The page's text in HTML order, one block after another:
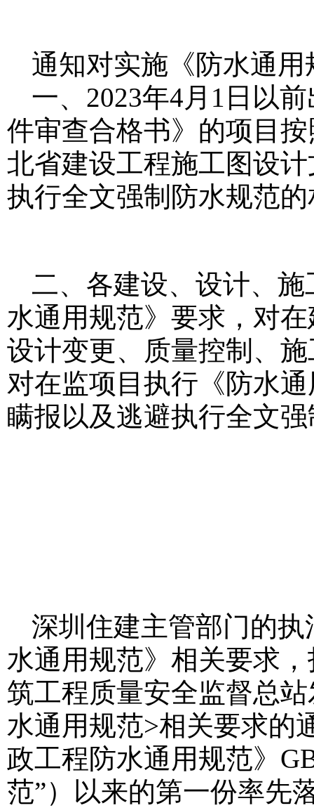
通知对实施《防水通
一、2023年4月1日以
件审查合格书》的项目
北省建设工程施工图设
执行全文强制防水规范
二、各建设、设计、
水通用规范》要求，对
设计变更、质量控制、
对在监项目执行《防水
瞒报以及逃避执行全文
深圳住建主管部门的
水通用规范》相关要求
筑工程质量安全监督总
水通用规范>相关要求的
政工程防水通用规范》
范”）以来的第一份率先